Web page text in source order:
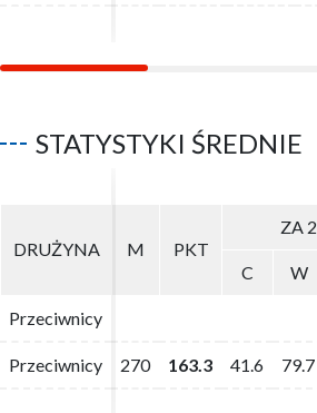
STATYSTYKI ŚREDNIE
DRUŻYNA M PKT
ZA 2
C W
Przeciwnicy
Przeciwnicy 270 163.3 41.6 79.7
DRUŻYNA M PKT
ZA 2
C W
Przeciwnicy
Przeciwnicy 270 163.3 41.6 79.7